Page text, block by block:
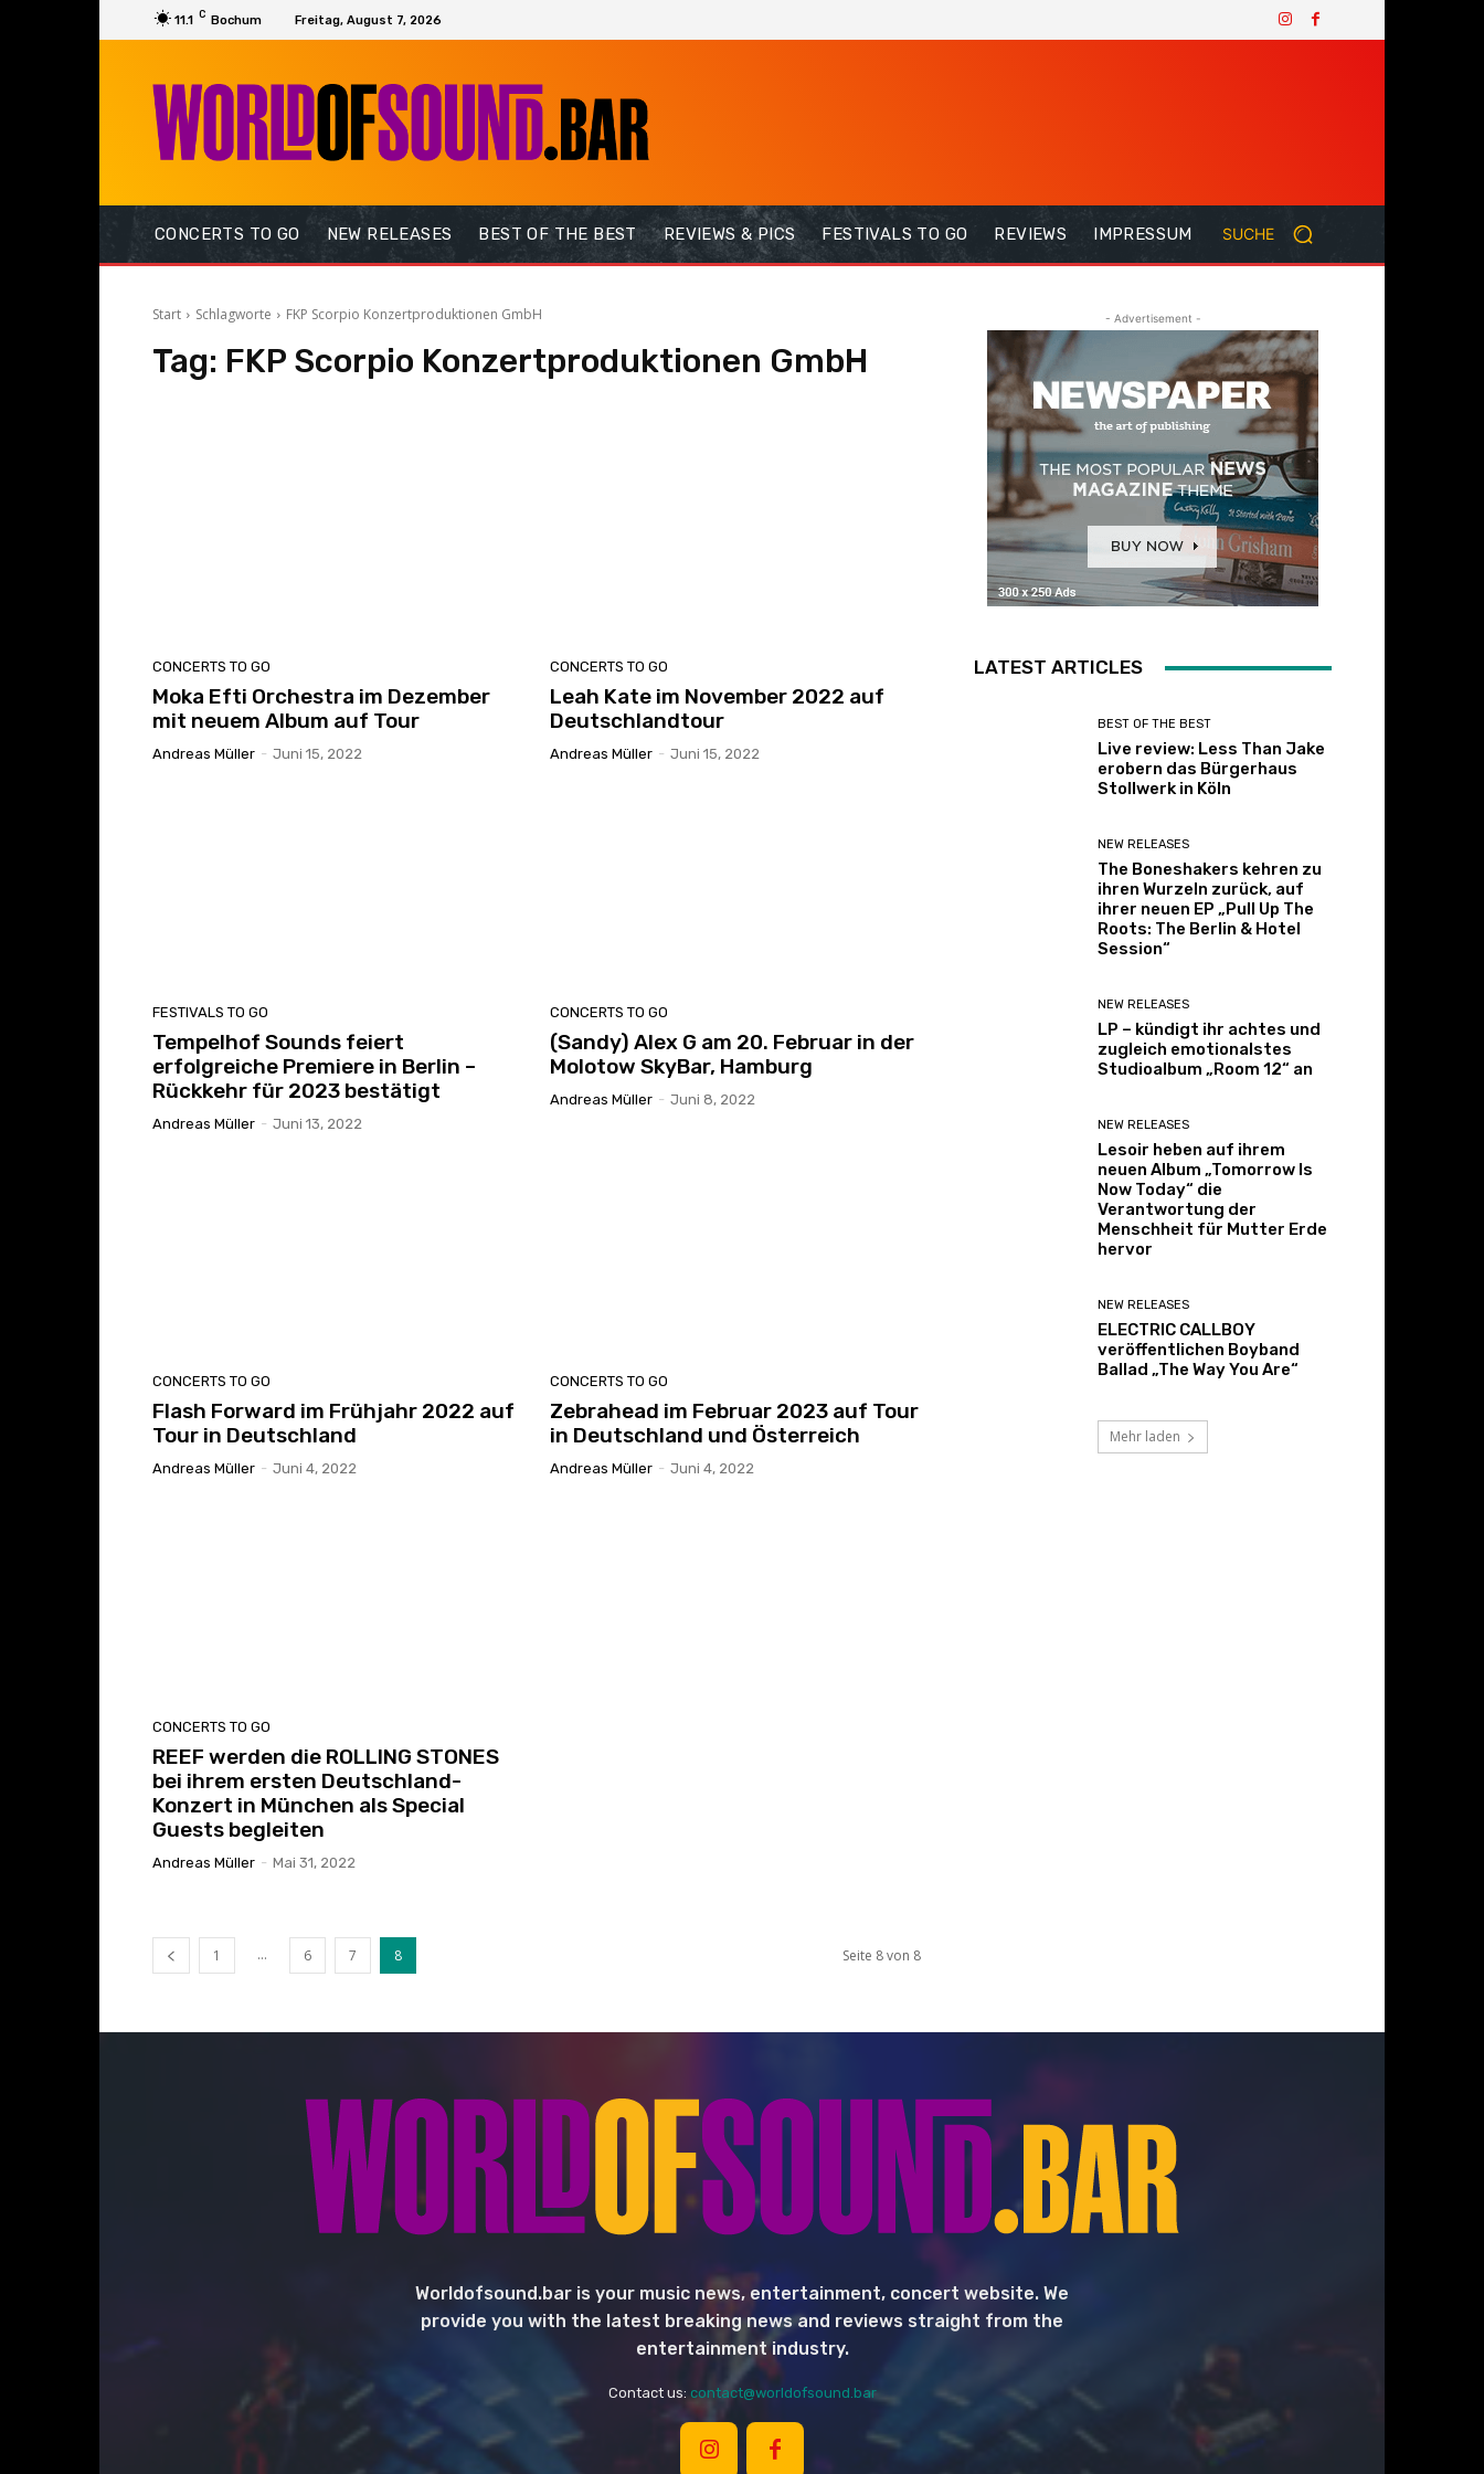
11.1 C Bochum Freitag, August 7, 2026
CONCERTS TO GO NEW RELEASES BEST OF THE BEST REVIEWS & PICS FESTIVALS TO GO REVIEWS IMPRESSUM SUCHE
Start Schlagworte FKP Scorpio Konzertproduktionen GmbH
Tag: FKP Scorpio Konzertproduktionen GmbH
CONCERTS TO GO
Moka Efti Orchestra im Dezember
mit neuem Album auf Tour
Andreas Müller - Juni 15, 2022
CONCERTS TO GO
Leah Kate im November 2022 auf
Deutschlandtour
Andreas Müller - Juni 15, 2022
FESTIVALS TO GO
Tempelhof Sounds feiert
erfolgreiche Premiere in Berlin –
Rückkehr für 2023 bestätigt
Andreas Müller - Juni 13, 2022
CONCERTS TO GO
(Sandy) Alex G am 20. Februar in der
Molotow SkyBar, Hamburg
Andreas Müller - Juni 8, 2022
CONCERTS TO GO
Flash Forward im Frühjahr 2022 auf
Tour in Deutschland
Andreas Müller - Juni 4, 2022
CONCERTS TO GO
Zebrahead im Februar 2023 auf Tour
in Deutschland und Österreich
Andreas Müller - Juni 4, 2022
CONCERTS TO GO
REEF werden die ROLLING STONES
bei ihrem ersten Deutschland-
Konzert in München als Special
Guests begleiten
Andreas Müller - Mai 31, 2022
1 ... 6 7 8 Seite 8 von 8
- Advertisement -
LATEST ARTICLES
BEST OF THE BEST
Live review: Less Than Jake
erobern das Bürgerhaus
Stollwerk in Köln
NEW RELEASES
The Boneshakers kehren zu
ihren Wurzeln zurück, auf
ihrer neuen EP „Pull Up The
Roots: The Berlin & Hotel
Session“
NEW RELEASES
LP – kündigt ihr achtes und
zugleich emotionalstes
Studioalbum „Room 12“ an
NEW RELEASES
Lesoir heben auf ihrem
neuen Album „Tomorrow Is
Now Today“ die
Verantwortung der
Menschheit für Mutter Erde
hervor
NEW RELEASES
ELECTRIC CALLBOY
veröffentlichen Boyband
Ballad „The Way You Are“
Mehr laden
Worldofsound.bar is your music news, entertainment, concert website. We
provide you with the latest breaking news and reviews straight from the
entertainment industry.
Contact us: contact@worldofsound.bar